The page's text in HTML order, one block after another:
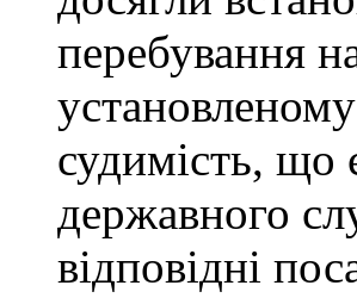
перебування
судимість, що
державного
відповідні